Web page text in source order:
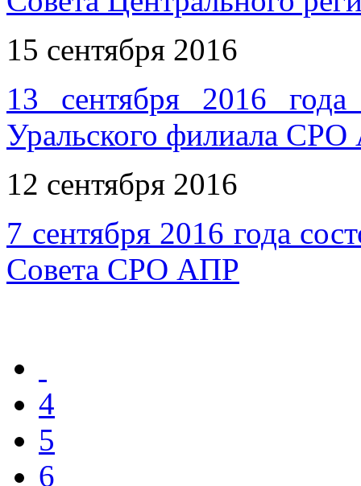
15 сентября 2016
13 сентября 2016 года
Уральского филиала
12 сентября 2016
7 сентября 2016 года
Совета СРО АПР
4
5
6